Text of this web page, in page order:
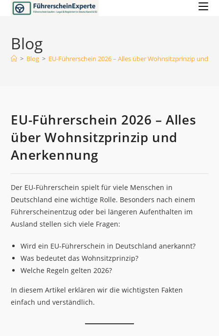
Zum
Inhalt
Blog
> Blog > EU-Führerschein 2026 – Alles über Wohnsitzprinzip und
EU-Führerschein 2026 – Alles
über Wohnsitzprinzip und
Anerkennung
Der EU-Führerschein spielt für viele Menschen in
Deutschland eine wichtige Rolle. Besonders nach einem
Führerscheinentzug oder bei längeren Aufenthalten im
Ausland stellen sich viele Fragen:
Wird ein EU-Führerschein in Deutschland anerkannt?
Was bedeutet das Wohnsitzprinzip?
Welche Regeln gelten 2026?
In diesem Artikel erklären wir die wichtigsten Fakten
einfach und verständlich.